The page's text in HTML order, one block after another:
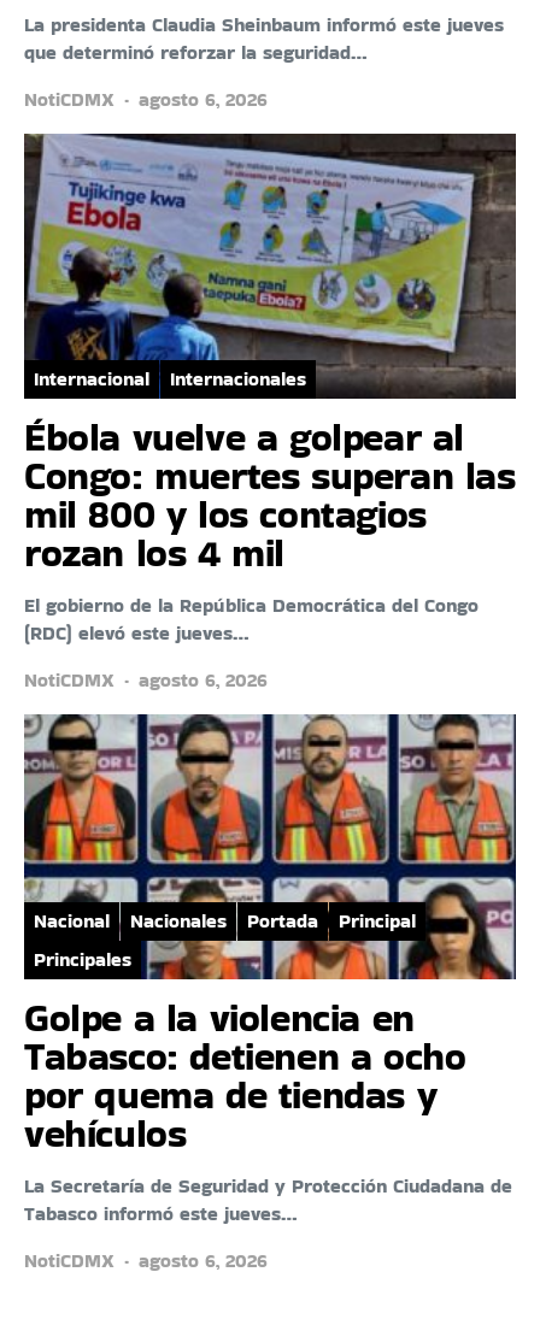
La presidenta Claudia Sheinbaum informó este jueves
que determinó reforzar la seguridad…
NotiCDMX
agosto 6, 2026
Internacional Internacionales
Ébola vuelve a golpear al
Congo: muertes superan las
mil 800 y los contagios
rozan los 4 mil
El gobierno de la República Democrática del Congo
(RDC) elevó este jueves…
NotiCDMX
agosto 6, 2026
Nacional Nacionales Portada
Principal
Principales
Golpe a la violencia en
Tabasco: detienen a ocho
por quema de tiendas y
vehículos
La Secretaría de Seguridad y Protección Ciudadana de
Tabasco informó este jueves…
NotiCDMX
agosto 6, 2026